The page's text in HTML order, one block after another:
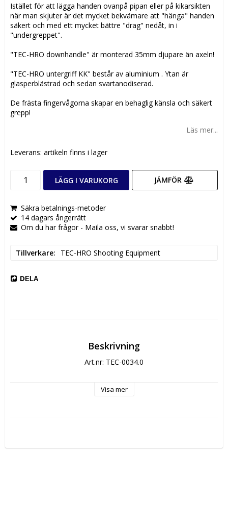
Istället för att lägga handen ovanpå pipan eller på kikarsikten
när man skjuter är det mycket bekvämare att "hänga" handen
säkert och med ett mycket bättre "drag" nedåt, in i
"undergreppet".
"TEC-HRO downhandle" är monterad 35mm djupare än axeln!
"TEC-HRO untergriff KK" består av aluminium . Ytan är
glasperblästrad och sedan svartanodiserad.
De frästa fingervågorna skapar en behaglig känsla och säkert
grepp!
Läs mer...
Leverans: artikeln finns i lager
LÄGG I VARUKORG JÄMFÖR
Säkra betalnings-metoder
14 dagars ångerrätt
Om du har frågor - Maila oss, vi svarar snabbt!
Tillverkare TEC-HRO Shooting Equipment
DELA
Beskrivning
Art.nr: TEC-0034.0
Visa mer